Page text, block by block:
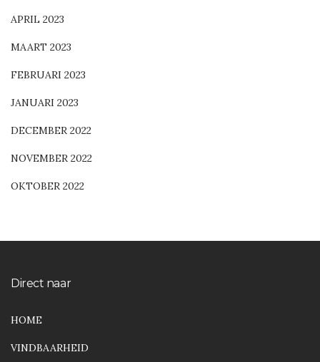
APRIL 2023
MAART 2023
FEBRUARI 2023
JANUARI 2023
DECEMBER 2022
NOVEMBER 2022
OKTOBER 2022
Direct naar
HOME
VINDBAARHEID